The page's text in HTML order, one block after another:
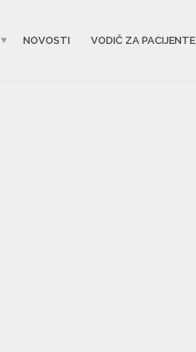
NOVOSTI VODIČ ZA PACIJENTE